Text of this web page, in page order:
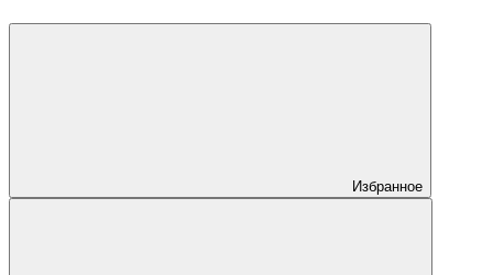
Избранное